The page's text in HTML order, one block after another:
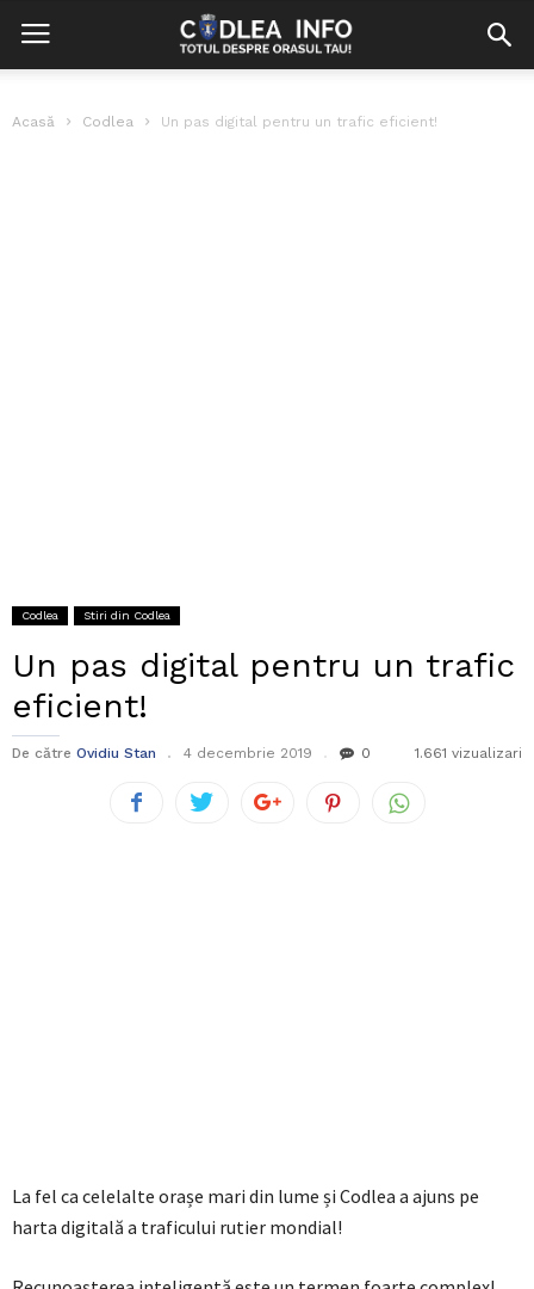
Acasă Codlea Un pas digital pentru un trafic eficient!
Codlea Stiri din Codlea
Un pas digital pentru un trafic
eficient!
De către Ovidiu Stan 4 decembrie 2019 0 1.661 vizualizari
La fel ca celelalte orașe mari din lume și Codlea a ajuns pe
harta digitală a traficului rutier mondial!